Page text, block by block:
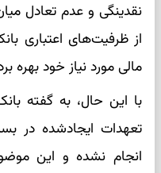
نقدینگی و عدم تعادل
از ظرفیت‌های اعتباری
مالی مورد نیاز خود بهره
با این حال، به گفته
تعهدات ایجادشده در
انجام نشده و این